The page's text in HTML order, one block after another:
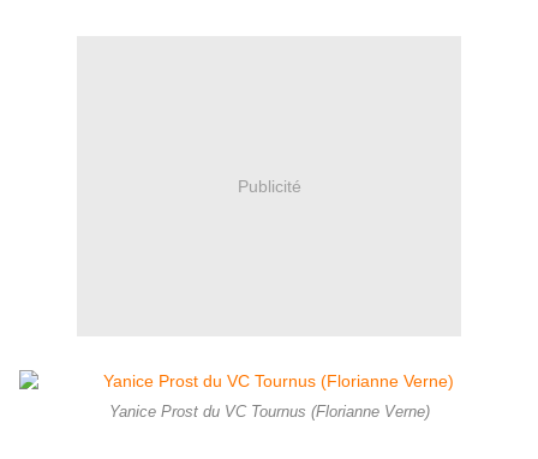
Publicité
Yanice Prost du VC Tournus (Florianne Verne)